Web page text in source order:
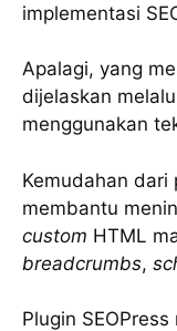
implementasi
Apalagi, yang
dijelaskan
menggunakan
Kemudahan
membantu
custom HTML
breadcrumbs,
Plugin